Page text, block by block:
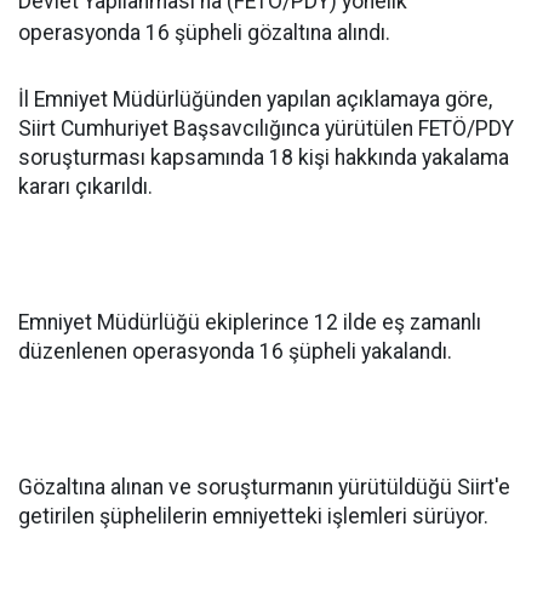
operasyonda 16 şüpheli gözaltına alındı.
İl Emniyet Müdürlüğünden yapılan açıklamaya göre,
Siirt Cumhuriyet Başsavcılığınca yürütülen FETÖ/PDY
soruşturması kapsamında 18 kişi hakkında yakalama
kararı çıkarıldı.
Emniyet Müdürlüğü ekiplerince 12 ilde eş zamanlı
düzenlenen operasyonda 16 şüpheli yakalandı.
Gözaltına alınan ve soruşturmanın yürütüldüğü Siirt'e
getirilen şüphelilerin emniyetteki işlemleri sürüyor.